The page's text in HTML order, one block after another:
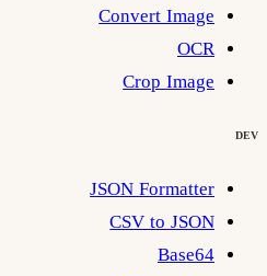
Convert Image
OCR
Crop Image
DEV
JSON Formatter
CSV to JSON
Base64